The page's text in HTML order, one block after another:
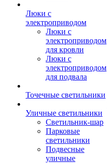
Люки с
электроприводом
Люки с
электроприводом
для кровли
Люки с
электроприводом
для подвала
Точечные светильники
Уличные светильники
Светильник-шар
Парковые
светильники
Подвесные
уличные